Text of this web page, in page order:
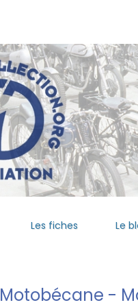
Les fiches Le
Motobécane -